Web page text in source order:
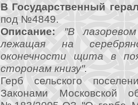
В Государственный
под №4849.
Описание:
"В
лежащая на
оконечности щита в
сторонам книзу".
Герб сельского
Законами Московской